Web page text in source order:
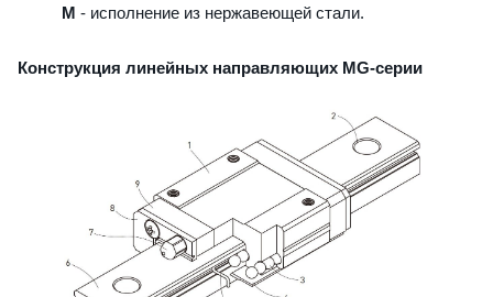
M - исполнение из нержавеющей стали.
Конструкция линейных направляющих MG-серии